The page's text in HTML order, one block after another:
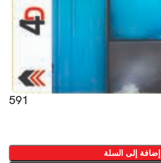
591
إضافة إلى السلة